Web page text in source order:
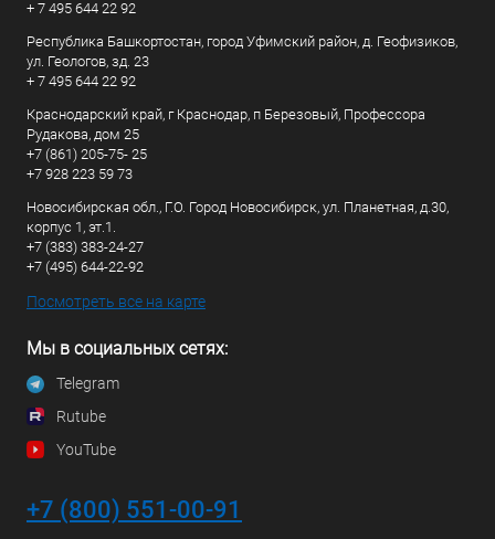
+ 7 495 644 22 92
Республика Башкортостан, город Уфимский район, д. Геофизиков,
ул. Геологов, зд. 23
+ 7 495 644 22 92
Краснодарский край, г Краснодар, п Березовый, Профессора
Рудакова, дом 25
+7 (861) 205-75- 25
+7 928 223 59 73
Новосибирская обл., Г.О. Город Новосибирск, ул. Планетная, д.30,
корпус 1, эт.1.
+7 (383) 383-24-27
+7 (495) 644-22-92
Посмотреть все на карте
Мы в социальных сетях:
Telegram
Rutube
YouTube
+7 (800) 551-00-91